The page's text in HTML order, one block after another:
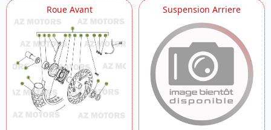
Roue Avant Suspension Arriere